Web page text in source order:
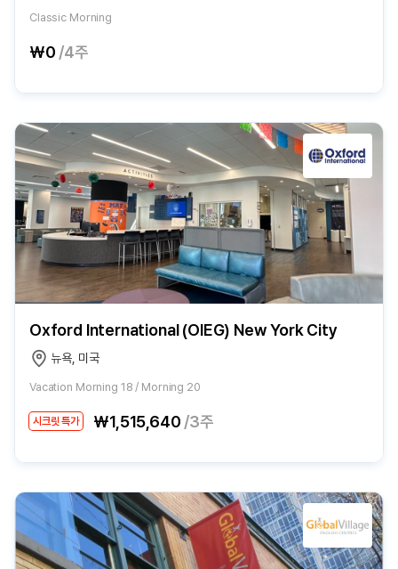
Classic Morning
₩0 /4주
Oxford International (OIEG) New York City
뉴욕, 미국
Vacation Morning 18 / Morning 20
시크릿 특가 ₩1,515,640 /3주